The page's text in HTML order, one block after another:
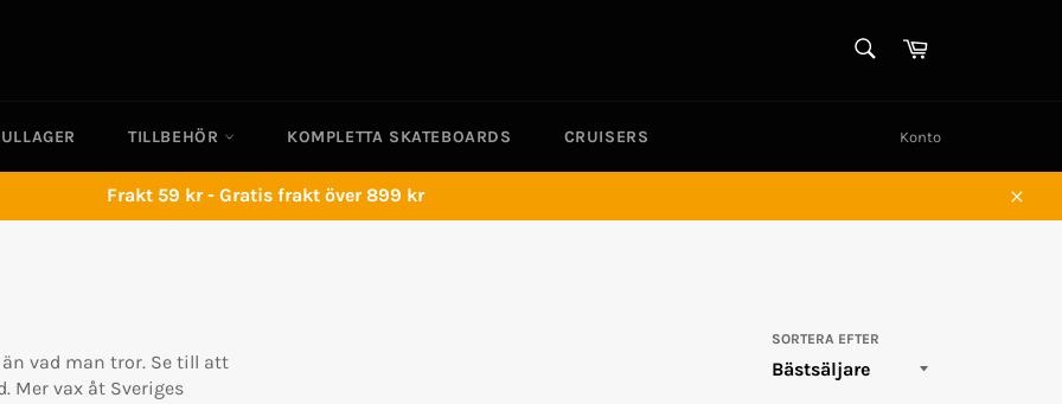
Varukorg
TILLBEHÖR KOMPLETTA SKATEBOARDS CRUISERS Konto
Frakt 59 kr - Gratis frakt över 899 kr
vad man tror. Se till att
Mer vax åt Sveriges
SORTERA EFTER